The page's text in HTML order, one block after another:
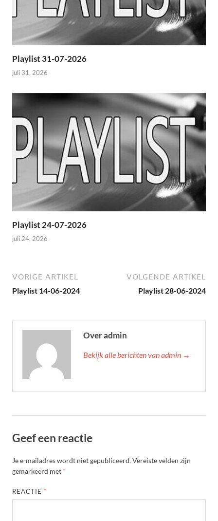
Playlist 31-07-2026
juli 31, 2026
Playlist 24-07-2026
juli 24, 2026
VORIGE ARTIKEL
Playlist 14-06-2024
VOLGENDE ARTIKEL
Playlist 28-06-2024
Over admin
Bekijk alle berichten van admin →
Geef een reactie
Je e-mailadres wordt niet gepubliceerd.Vereiste velden zijn
gemarkeerd met *
REACTIE *